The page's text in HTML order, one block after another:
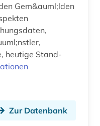
Gem&auml;lden
heutige Stand-
Zur Datenbank